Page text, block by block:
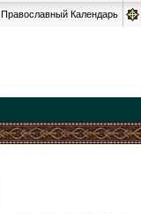
Православный Календарь